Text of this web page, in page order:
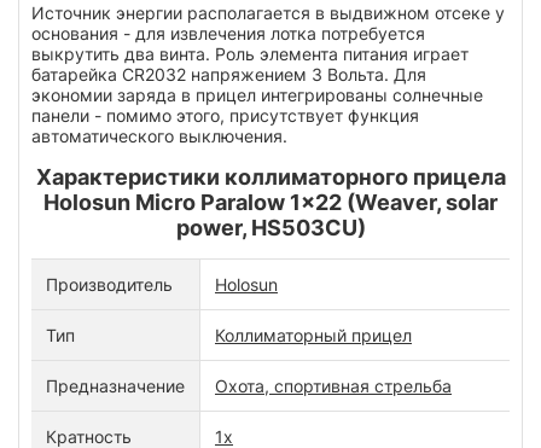
Источник энергии располагается в выдвижном отсеке у
основания - для извлечения лотка потребуется
выкрутить два винта. Роль элемента питания играет
батарейка CR2032 напряжением 3 Вольта. Для
экономии заряда в прицел интегрированы солнечные
панели - помимо этого, присутствует функция
автоматического выключения.
Характеристики коллиматорного прицела
Holosun Micro Paralow 1x22 (Weaver, solar
power, HS503CU)
Производитель Holosun
Тип Коллиматорный прицел
Предназначение Охота, спортивная стрельба
Кратность 1х